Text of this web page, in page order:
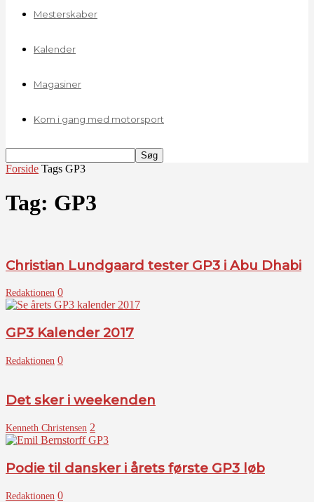
Mesterskaber
Kalender
Magasiner
Kom i gang med motorsport
Forside Tags GP3
Tag: GP3
Christian Lundgaard tester GP3 i Abu Dhabi
Redaktionen 0
GP3 Kalender 2017
Redaktionen 0
Det sker i weekenden
Kenneth Christensen 2
Podie til dansker i årets første GP3 løb
Redaktionen 0